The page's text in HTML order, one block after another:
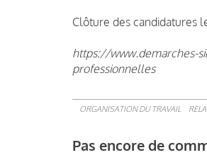
Clôture des candidatures
https://www.demarches-
professionnelles
ORGANISATION DU TRAVAIL
Pas encore de